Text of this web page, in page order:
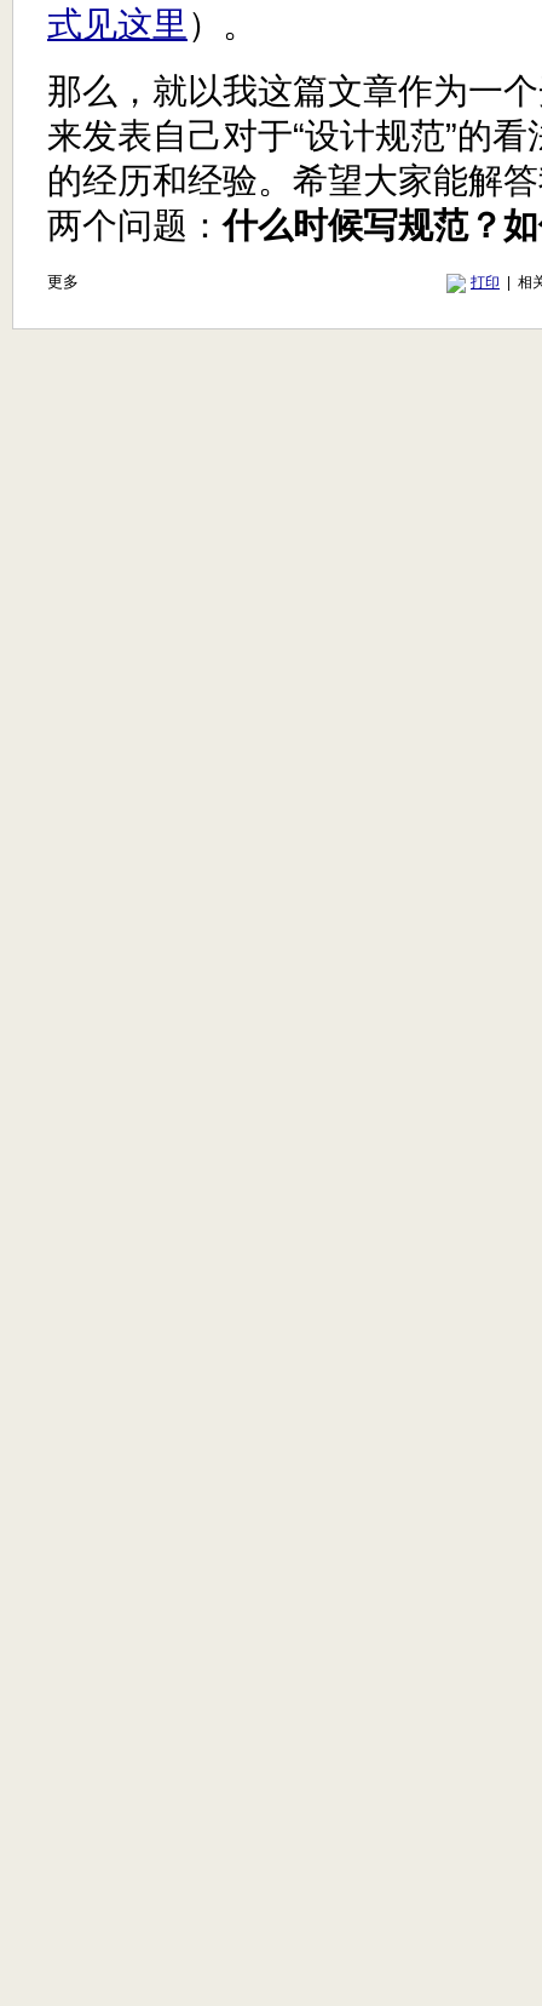
式见这里 ）。
那么，就以我这篇文章作为一
来发表自己对于“设计规范”的
的经历和经验。希望大家能解
两个问题：什么时候写规范？
更多 打印 | 相